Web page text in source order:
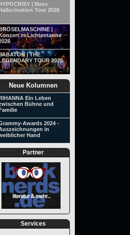
| Mass
Tour 2026
|
in Lichtentanne
| THE
TOUR 2025
Neue Kolumnen
Ein Leben
Bühne und
Awards 2024 -
in
Hand
Partner
Services